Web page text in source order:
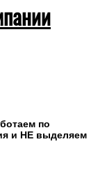
по
и НЕ выделяем